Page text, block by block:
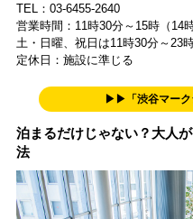
TEL：03-6455-2640
営業時間：11時30分～15時（14
土・日曜、祝日は11時30分～23時
定休日：施設に準じる
▶▶「渋谷マーク
泊まるだけじゃない？大人
法